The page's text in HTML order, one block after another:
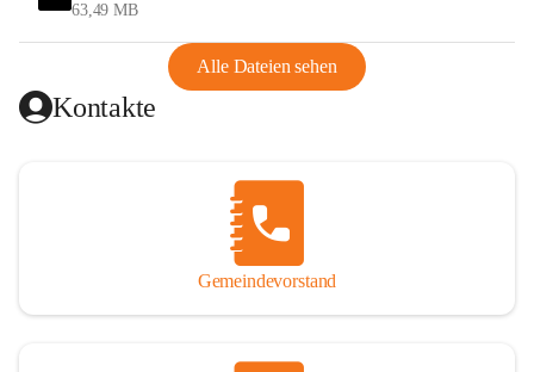
63,49 MB
Alle Dateien sehen
Kontakte
Gemeindevorstand